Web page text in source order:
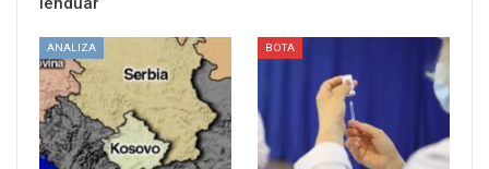
ANALIZA BOTA